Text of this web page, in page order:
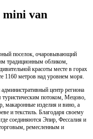
mini van
поселок, очаровывающий
традиционным обликом,
красоты месте в горах
1160 метров над уровнем моря.
центр региона
туристическим потоком, Мецово,
макаронные изделия и вино, а
и текстиль. Благодаря своему
соединяются Эпир, Фессалия и
ремесленным и